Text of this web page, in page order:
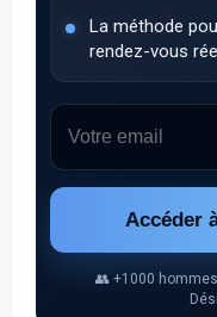
La méthode
rendez-vous
Accéder
👥 +1000